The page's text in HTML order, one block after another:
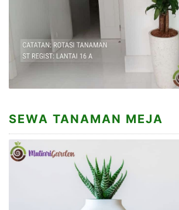
SEWA TANAMAN MEJA